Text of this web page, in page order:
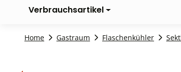
Verbrauchsartikel
Home Gastraum Flaschenkühler